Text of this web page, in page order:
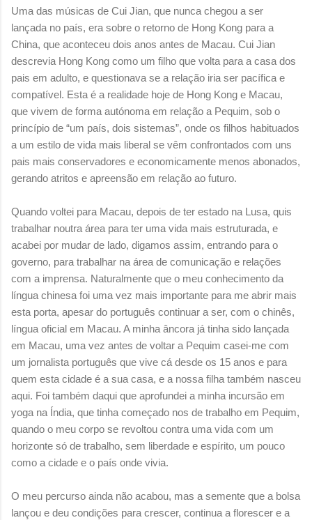
Uma das músicas de Cui Jian, que nunca chegou a ser
lançada no país, era sobre o retorno de Hong Kong para a
China, que aconteceu dois anos antes de Macau. Cui Jian
descrevia Hong Kong como um filho que volta para a casa dos
pais em adulto, e questionava se a relação iria ser pacífica e
compatível. Esta é a realidade hoje de Hong Kong e Macau,
que vivem de forma autónoma em relação a Pequim, sob o
princípio de “um país, dois sistemas”, onde os filhos habituados
a um estilo de vida mais liberal se vêm confrontados com uns
pais mais conservadores e economicamente menos abonados,
gerando atritos e apreensão em relação ao futuro.
Quando voltei para Macau, depois de ter estado na Lusa, quis
trabalhar noutra área para ter uma vida mais estruturada, e
acabei por mudar de lado, digamos assim, entrando para o
governo, para trabalhar na área de comunicação e relações
com a imprensa. Naturalmente que o meu conhecimento da
língua chinesa foi uma vez mais importante para me abrir mais
esta porta, apesar do português continuar a ser, com o chinês,
língua oficial em Macau. A minha âncora já tinha sido lançada
em Macau, uma vez antes de voltar a Pequim casei-me com
um jornalista português que vive cá desde os 15 anos e para
quem esta cidade é a sua casa, e a nossa filha também nasceu
aqui. Foi também daqui que aprofundei a minha incursão em
yoga na Índia, que tinha começado nos de trabalho em Pequim,
quando o meu corpo se revoltou contra uma vida com um
horizonte só de trabalho, sem liberdade e espírito, um pouco
como a cidade e o país onde vivia.
O meu percurso ainda não acabou, mas a semente que a bolsa
lançou e deu condições para crescer, continua a florescer e a